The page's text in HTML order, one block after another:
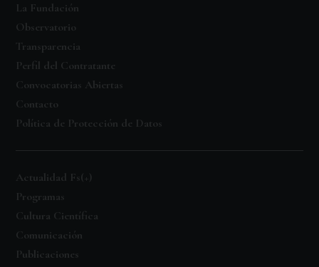
La Fundación
Observatorio
Transparencia
Perfil del Contratante
Convocatorias Abiertas
Contacto
Política de Protección de Datos
Actualidad Fs(+)
Programas
Cultura Científica
Comunicación
Publicaciones